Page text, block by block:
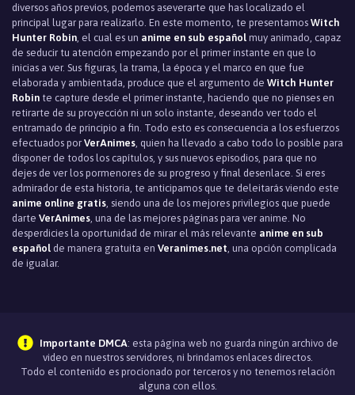
diversos años previos, podemos aseverarte que has localizado el
principal lugar para realizarlo. En este momento, te presentamos Witch
Hunter Robin , el cual es un anime en sub español muy animado, capaz
de seducir tu atención empezando por el primer instante en que lo
inicias a ver. Sus figuras, la trama, la época y el marco en que fue
elaborada y ambientada, produce que el argumento de Witch Hunter
Robin te capture desde el primer instante, haciendo que no pienses en
retirarte de su proyección ni un solo instante, deseando ver todo el
entramado de principio a fin. Todo esto es consecuencia a los esfuerzos
efectuados por VerAnimes , quien ha llevado a cabo todo lo posible para
disponer de todos los capítulos, y sus nuevos episodios, para que no
dejes de ver los pormenores de su progreso y final desenlace. Si eres
admirador de esta historia, te anticipamos que te deleitarás viendo este
anime online gratis , siendo una de los mejores privilegios que puede
darte VerAnimes , una de las mejores páginas para ver anime. No
desperdicies la oportunidad de mirar el más relevante anime en sub
español de manera gratuita en Veranimes.net , una opción complicada
de igualar.
Importante DMCA: esta página web no guarda ningún archivo de
video en nuestros servidores, ni brindamos enlaces directos.
Todo el contenido es procionado por terceros y no tenemos relación
alguna con ellos.